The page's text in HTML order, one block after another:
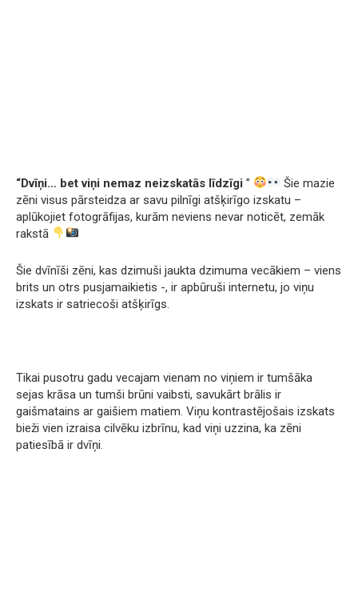
“Dvīņi… bet viņi nemaz neizskatās līdzīgi ”
Šie mazie
zēni visus pārsteidza ar savu pilnīgi atšķirīgo izskatu –
aplūkojiet fotogrāfijas, kurām neviens nevar noticēt, zemāk
rakstā
Šie dvīnīši zēni, kas dzimuši jaukta dzimuma vecākiem – viens
brits un otrs pusjamaikietis -, ir apbūruši internetu, jo viņu
izskats ir satriecoši atšķirīgs.
Tikai pusotru gadu vecajam vienam no viņiem ir tumšāka
sejas krāsa un tumši brūni vaibsti, savukārt brālis ir
gaišmatains ar gaišiem matiem. Viņu kontrastējošais izskats
bieži vien izraisa cilvēku izbrīnu, kad viņi uzzina, ka zēni
patiesībā ir dvīņi.